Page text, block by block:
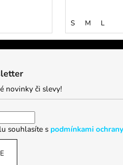
S M L
novinky či slevy!
souhlasíte s podmínkami